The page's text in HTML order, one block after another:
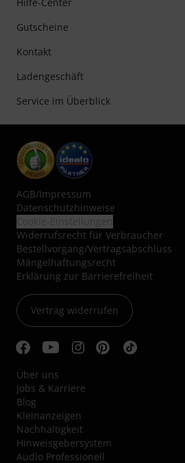
Gutscheine
Kontakt
Ladengeschäft
Service im Überblick
AGB/Impressum
Datenschutzhinweise
Widerrufsrecht für Verbraucher
Bestellvorgang/Vertragsabschluss
Mängelhaftungsrecht
Erklärung zur Barrierefreiheit
Vertrag widerrufen
Über uns
Jobs & Karriere
Blog
Kleinanzeigen
Nachhaltigkeit
Hinweisgebersystem
Audio Professionell